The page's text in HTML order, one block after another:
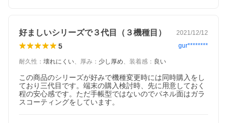
好ましいシリーズで３代目（３機種目） 2021/12/12
5 gur********
耐久性 ： 壊れにくい、 厚み ： 少し厚め、 装着感 ： 良い
この商品のシリーズが好みで機種変更時には同時購入をし
ており三代目です。端末の購入検討時、先に用意しておく
程の安心感です。ただ手帳型ではないのでパネル面はガラ
スコーティングをしています。